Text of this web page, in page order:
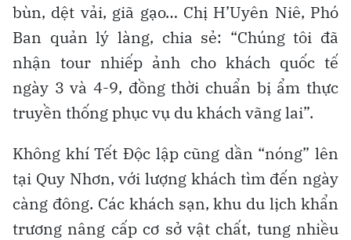
bùn, dệt vải, giã gạo… Chị H’Uyên Niê, Phó
Ban quản lý làng, chia sẻ: “Chúng tôi đã
nhận tour nhiếp ảnh cho khách quốc tế
ngày 3 và 4-9, đồng thời chuẩn bị ẩm thực
truyền thống phục vụ du khách vãng lai”.
Không khí Tết Độc lập cũng dần “nóng” lên
tại Quy Nhơn, với lượng khách tìm đến ngày
càng đông. Các khách sạn, khu du lịch khẩn
trương nâng cấp cơ sở vật chất, tung nhiều